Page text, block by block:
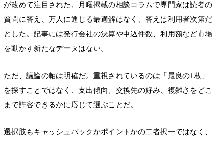
が改めて注目された。月曜掲載の相談コラムで専門家は読者の
質問に答え、万人に通じる最適解はなく、答えは利用者次第だ
とした。記事には発行会社の決算や申込件数、利用額など市場
を動かす新たなデータはない。
ただ、議論の軸は明確だ。重視されているのは「最良の1枚」
を探すことではなく、支出傾向、交換先の好み、複雑さをどこ
まで許容できるかに応じて選ぶことだ。
選択肢もキャッシュバックかポイントかの二者択一ではなく、